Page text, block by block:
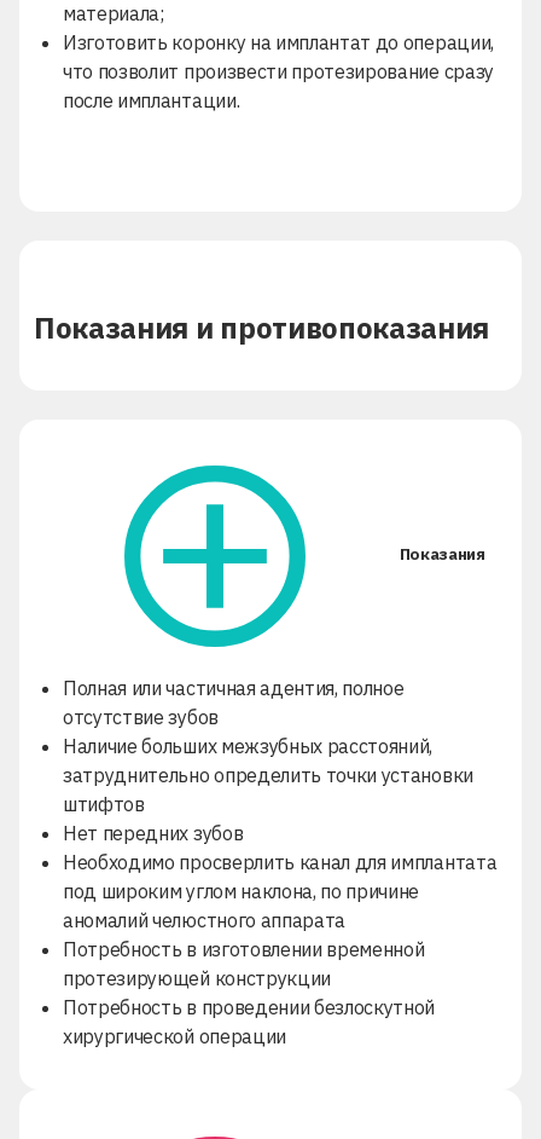
материала;
Изготовить коронку на имплантат до операции,
что позволит произвести протезирование сразу
после имплантации.
Показания и противопоказания
Показания
Полная или частичная адентия, полное
отсутствие зубов
Наличие больших межзубных расстояний,
затруднительно определить точки установки
штифтов
Нет передних зубов
Необходимо просверлить канал для имплантата
под широким углом наклона, по причине
аномалий челюстного аппарата
Потребность в изготовлении временной
протезирующей конструкции
Потребность в проведении безлоскутной
хирургической операции